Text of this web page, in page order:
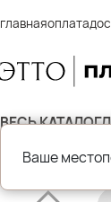
главнаяоплата
ВЕСЬ КАТАЛОГ
Главная Этто
Ваше